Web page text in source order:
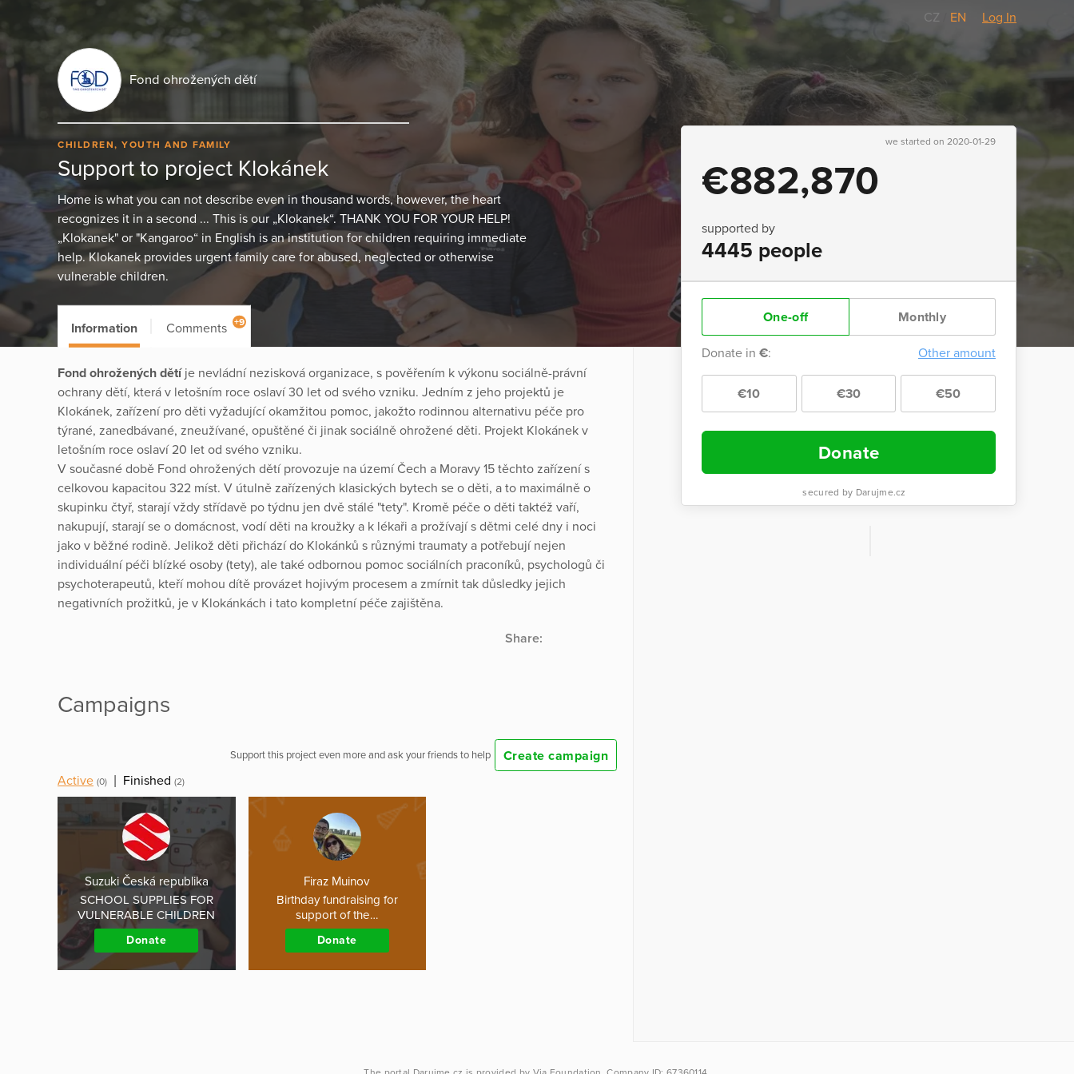
CZ EN Log In
Fond ohrožených dětí
CHILDREN, YOUTH AND FAMILY
Support to project Klokánek
Home is what you can not describe even in thousand words, however, the heart
recognizes it in a second ... This is our „Klokanek“. THANK YOU FOR YOUR HELP!
„Klokanek" or "Kangaroo“ in English is an institution for children requiring immediate
help. Klokanek provides urgent family care for abused, neglected or otherwise
vulnerable children.
we started on 2020-01-29
€882,870
supported by
4445 people
One-off Monthly
Donate in €: Other amount
€10 €30 €50
Donate
secured by Darujme.cz
Information Comments +9
Fond ohrožených dětí je nevládní nezisková organizace, s pověřením k výkonu sociálně-právní
ochrany dětí, která v letošním roce oslaví 30 let od svého vzniku. Jedním z jeho projektů je
Klokánek, zařízení pro děti vyžadující okamžitou pomoc, jakožto rodinnou alternativu péče pro
týrané, zanedbávané, zneužívané, opuštěné či jinak sociálně ohrožené děti. Projekt Klokánek v
letošním roce oslaví 20 let od svého vzniku.
V současné době Fond ohrožených dětí provozuje na území Čech a Moravy 15 těchto zařízení s
celkovou kapacitou 322 míst. V útulně zařízených klasických bytech se o děti, a to maximálně o
skupinku čtyř, starají vždy střídavě po týdnu jen dvě stálé "tety". Kromě péče o děti taktéž vaří,
nakupují, starají se o domácnost, vodí děti na kroužky a k lékaři a prožívají s dětmi celé dny i noci
jako v běžné rodině. Jelikož děti přichází do Klokánků s různými traumaty a potřebují nejen
individuální péči blízké osoby (tety), ale také odbornou pomoc sociálních praconíků, psychologů či
psychoterapeutů, kteří mohou dítě provázet hojivým procesem a zmírnit tak důsledky jejich
negativních prožitků, je v Klokánkách i tato kompletní péče zajištěna.
Share:
Campaigns
Support this project even more and ask your friends to help
Create campaign
Active (0) Finished (2)
Suzuki Česká republika
SCHOOL SUPPLIES FOR
VULNERABLE CHILDREN
Donate
Firaz Muinov
Birthday fundraising for
support of the…
Donate